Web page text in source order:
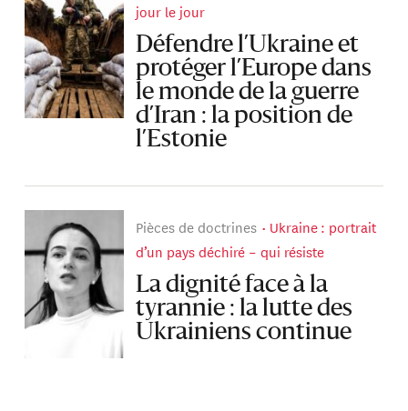
jour le jour
Défendre l’Ukraine et
protéger l’Europe dans
le monde de la guerre
d’Iran : la position de
l’Estonie
Pièces de doctrines
Ukraine : portrait
d’un pays déchiré – qui résiste
La dignité face à la
tyrannie : la lutte des
Ukrainiens continue